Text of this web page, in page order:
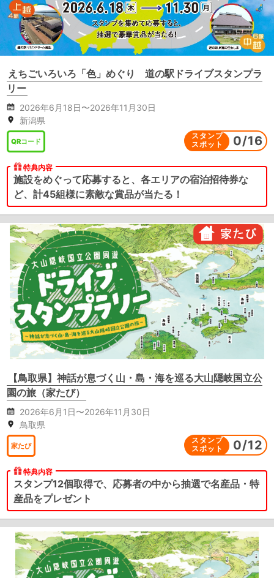
えちごいろいろ「色」めぐり 道の駅ドライブスタンプラ
リー
2026年6月18日〜2026年11月30日
新潟県
QRコード
スタンプ
スポット
0/16
特典内容
施設をめぐって応募すると、各エリアの宿泊招待券な
ど、計45組様に素敵な賞品が当たる！
【鳥取県】神話が息づく山・島・海を巡る大山隠岐国立公
園の旅（家たび）
2026年6月1日〜2026年11月30日
鳥取県
家たび
スタンプ
スポット
0/12
特典内容
スタンプ12個取得で、応募者の中から抽選で名産品・特
産品をプレゼント